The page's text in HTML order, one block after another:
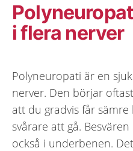
i flera nerver
Polyneuropati är en
nerver. Den börjar
att du gradvis får
svårare att gå.
också i underbenen.